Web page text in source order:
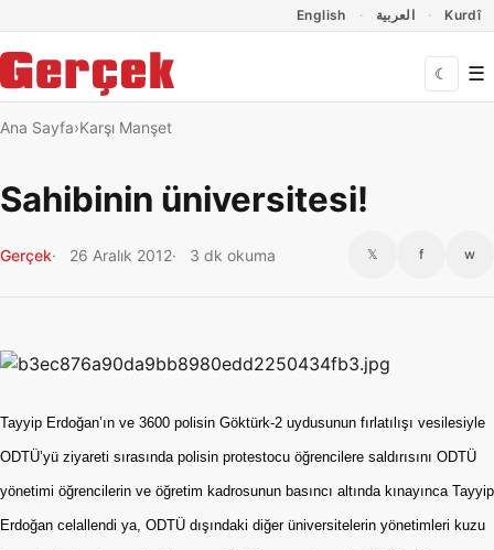
English العربية Kurdî
☾ ☰
Ana Sayfa Karşı Manşet
Sahibinin üniversitesi!
Gerçek 26 Aralık 2012 3 dk okuma 𝕏 f w
Tayyip Erdoğan’ın ve 3600 polisin Göktürk-2 uydusunun fırlatılışı vesilesiyle
ODTÜ’yü ziyareti sırasında polisin protestocu öğrencilere saldırısını ODTÜ
yönetimi öğrencilerin ve öğretim kadrosunun basıncı altında kınayınca Tayyip
Erdoğan celallendi ya, ODTÜ dışındaki diğer üniversitelerin yönetimleri kuzu